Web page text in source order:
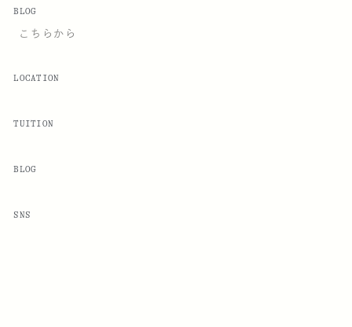
BLOG
こちらから
LOCATION
TUITION
BLOG
SNS